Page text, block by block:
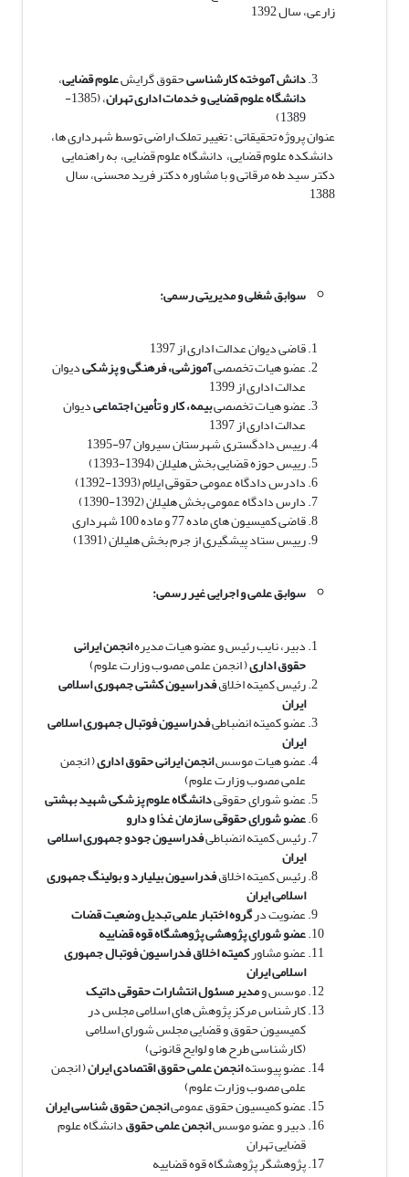
زارعی، سال 1392
دانش آموخته کارشناسیحقوق گرایشعلوم قضایی،
دانشگاه علوم قضایی و خدمات اداری تهران ، (1385-
1389)
عنوان پروژه تحقیقاتی : تغییر تملک اراضی توسط شهرداری ها،
دانشکده علوم قضایی، دانشگاه علوم قضایی، به راهنمایی
دکتر سید طه مرقاتی و با مشاوره دکتر فرید محسنی، سال
1388
سوابق شغلی و مدیریتی رسمی:
قاضی دیوان عدالت اداری از 1397
عضو هیات تخصصیآموزشی، فرهنگی و پزشکیدیوان
عدالت اداری از 1399
عضو هیات تخصصیبیمه، کار و تأمین اجتماعیدیوان
عدالت اداری از 1397
رییس دادگستری شهرستان سیروان 97-1395
رییس حوزه قضایی بخش هلیلان (1394-1393)
دادرس دادگاه عمومی حقوقی ایلام (1393-1392)
دارس دادگاه عمومی بخش هلیلان (1392-1390)
قاضی کمیسیون های ماده 77 و ماده 100 شهرداری
رییس ستاد پیشگیری از جرم بخش هلیلان (1391)
سوابق علمی و اجرایی غیر رسمی:
دبیر، نایب رئیس و عضو هیات مدیرهانجمن ایرانی
حقوق اداری( انجمن علمی مصوب وزارت علوم)
رئیس کمیته اخلاقفدراسیون کشتی جمهوری اسلامی
ایران
عضو کمیته انضباطیفدراسیون فوتبال جمهوری اسلامی
ایران
عضو هیات موسسانجمن ایرانی حقوق اداری( انجمن
علمی مصوب وزارت علوم)
عضو شورای حقوقیدانشگاه علوم پزشکی شهید بهشتی
عضو شورای حقوقی سازمان غذا و دارو
رئیس کمیته انضباطیفدراسیون جودو جمهوری اسلامی
ایران
رئیس کمیته اخلاقفدراسیون بیلیارد و بولینگ جمهوری
اسلامی ایران
عضویت درگروه اختبار علمی تبدیل وضعیت قضات
عضو شورای پژوهشی پژوهشگاه قوه قضاییه
عضو مشاورکمیته اخلاق فدراسیون فوتبال جمهوری
اسلامی ایران
موسس ومدیر مسئول انتشارات حقوقی داتیک
کارشناس مرکز پژوهش های اسلامی مجلس در
کمیسیون حقوق و قضایی مجلس شورای اسلامی
(کارشناسی طرح ها و لوایح قانونی)
عضو پیوستهانجمن علمی حقوق اقتصادی ایران( انجمن
علمی مصوب وزارت علوم)
عضو کمیسیون حقوق عمومیانجمن حقوق شناسی ایران
دبیر و عضو موسسانجمن علمی حقوقدانشگاه علوم
قضایی تهران
پژوهشگر پژوهشگاه قوه قضاییه